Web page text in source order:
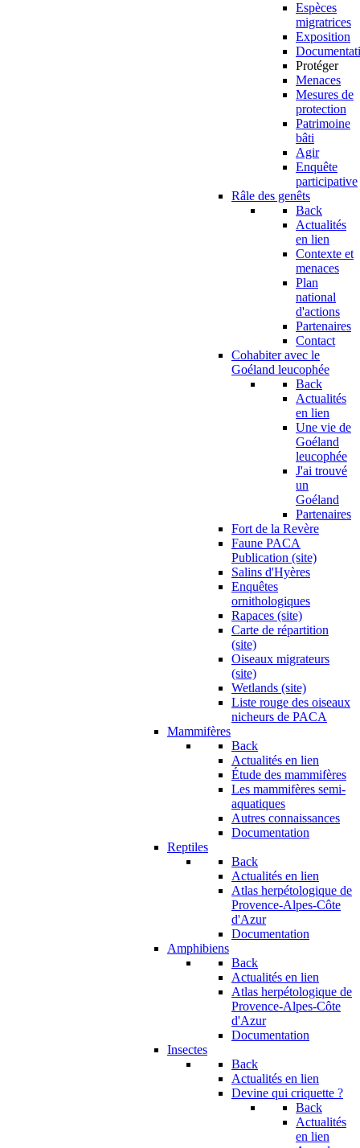
Espèces
migratrices
Exposition
Protéger
Menaces
Mesures de
protection
Patrimoine
bâti
Agir
Enquête
participative
Râle des genêts
Back
Actualités
en lien
Contexte et
menaces
Plan
national
d'actions
Partenaires
Contact
Cohabiter avec le
Goéland leucophée
Back
Actualités
en lien
Une vie de
Goéland
leucophée
J'ai trouvé
un
Goéland
Partenaires
Fort de la Revère
Faune PACA
Publication (site)
Salins d'Hyères
Enquêtes
ornithologiques
Rapaces (site)
Carte de répartition
(site)
Oiseaux migrateurs
(site)
Wetlands (site)
Liste rouge des oiseaux
nicheurs de PACA
Mammifères
Back
Actualités en lien
Étude des mammifères
Les mammifères semi-
aquatiques
Autres connaissances
Documentation
Reptiles
Back
Actualités en lien
Atlas herpétologique de
Provence-Alpes-Côte
d'Azur
Documentation
Amphibiens
Back
Actualités en lien
Atlas herpétologique de
Provence-Alpes-Côte
d'Azur
Documentation
Insectes
Back
Actualités en lien
Devine qui criquette ?
Back
Actualités
en lien